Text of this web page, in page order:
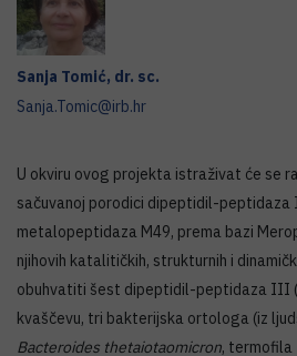
Sanja Tomić, dr. sc.
Sanja.Tomic@irb.hr
U okviru ovog projekta istraživat će se
sačuvanoj porodici dipeptidil-
metalopeptidaza M49, prema bazi
njihovih katalitičkih, strukturnih i
obuhvatiti šest dipeptidil-peptidaza III
kvaščevu, tri bakterijska ortologa (iz
Bacteroides thetaiotaomicron, termofila